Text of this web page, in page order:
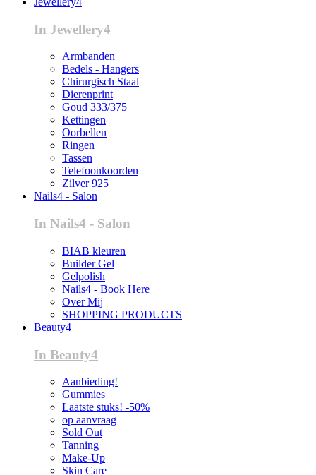
In Jewellery4
Armbanden
Bedels - Hangers
Chirurgisch Staal
Dierenprint
Goud 333/375
Kettingen
Oorbellen
Ringen
Tassen
Telefoonkoorden
Zilver 925
Nails4 - Salon
In Nails4 - Salon
BIAB kleuren
Builder Gel
Gelpolish
Nails4 - Book Here
Over Mij
SHOPPING PRODUCTS
Beauty4
In Beauty4
Aanbieding!
Gummies
Laatste stuks! -50%
op aanvraag
Sold Out
Tanning
Make-Up
Skin Care